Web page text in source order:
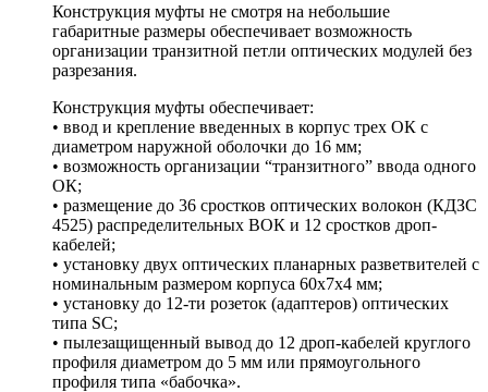
Конструкция муфты не смотря на небольшие
габаритные размеры обеспечивает возможность
организации транзитной петли оптических модулей без
разрезания.
Конструкция муфты обеспечивает:
• ввод и крепление введенных в корпус трех ОК с
диаметром наружной оболочки до 16 мм;
• возможность организации “транзитного” ввода одного
ОК;
• размещение до 36 сростков оптических волокон (КДЗС
4525) распределительных ВОК и 12 сростков дроп-
кабелей;
• установку двух оптических планарных разветвителей с
номинальным размером корпуса 60х7х4 мм;
• установку до 12-ти розеток (адаптеров) оптических
типа SC;
• пылезащищенный вывод до 12 дроп-кабелей круглого
профиля диаметром до 5 мм или прямоугольного
профиля типа «бабочка».